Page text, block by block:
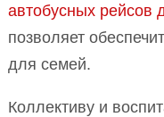
автобусных рейсов
позволяет
для семей.
Коллективу и